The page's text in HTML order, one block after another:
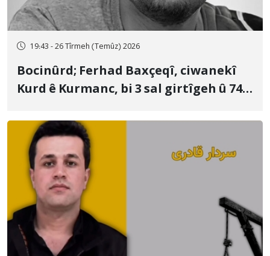
19:43 - 26 Tîrmeh (Temûz) 2026
Bocinûrd; Ferhad Baxçeqî, ciwanekî
Kurd ê Kurmanc, bi 3 sal girtîgeh û 74